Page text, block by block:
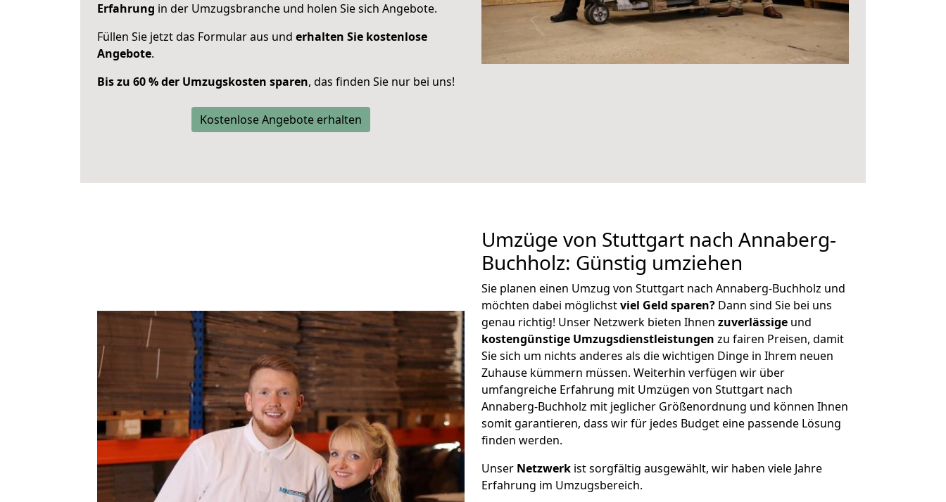
Erfahrung in der Umzugsbranche und holen Sie sich Angebote.
Füllen Sie jetzt das Formular aus und erhalten Sie kostenlose
Angebote.
Bis zu 60 % der Umzugskosten sparen, das finden Sie nur bei uns!
Kostenlose Angebote erhalten
Umzüge von Stuttgart nach Annaberg-
Buchholz: Günstig umziehen
Sie planen einen Umzug von Stuttgart nach Annaberg-Buchholz und
möchten dabei möglichstviel Geld sparen? Dann sind Sie bei uns
genau richtig! Unser Netzwerk bieten Ihnen zuverlässige und
kostengünstige Umzugsdienstleistungen zu fairen Preisen, damit
Sie sich um nichts anderes als die wichtigen Dinge in Ihrem neuen
Zuhause kümmern müssen. Weiterhin verfügen wir über
umfangreiche Erfahrung mit Umzügen von Stuttgart nach
Annaberg-Buchholz mit jeglicher Größenordnung und können Ihnen
somit garantieren, dass wir für jedes Budget eine passende Lösung
finden werden.
Unser Netzwerk ist sorgfältig ausgewählt, wir haben viele Jahre
Erfahrung im Umzugsbereich.